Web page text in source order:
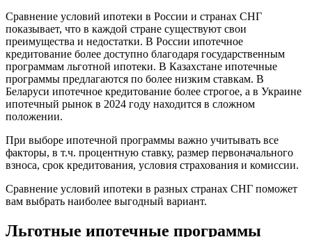
Сравнение условий ипотеки в России и странах СНГ
показывает, что в каждой стране существуют свои
преимущества и недостатки. В России ипотечное
кредитование более доступно благодаря государственным
программам льготной ипотеки. В Казахстане ипотечные
программы предлагаются по более низким ставкам. В
Беларуси ипотечное кредитование более строгое, а в Украине
ипотечный рынок в 2024 году находится в сложном
положении.
При выборе ипотечной программы важно учитывать все
факторы, в т.ч. процентную ставку, размер первоначального
взноса, срок кредитования, условия страхования и комиссии.
Сравнение условий ипотеки в разных странах СНГ поможет
вам выбрать наиболее выгодный вариант.
Льготные ипотечные программы